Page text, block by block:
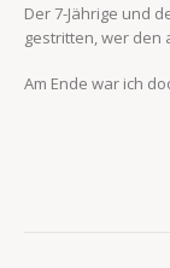
Der 7-Jährige und
gestritten, wer
Am Ende war ich